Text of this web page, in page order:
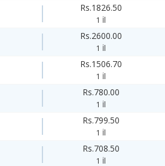
Rs.1826.50
1 İl
Rs.2600.00
1 İl
Rs.1506.70
1 İl
Rs.780.00
1 İl
Rs.799.50
1 İl
Rs.708.50
1 İl